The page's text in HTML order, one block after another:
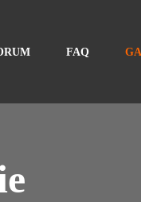
FAQ